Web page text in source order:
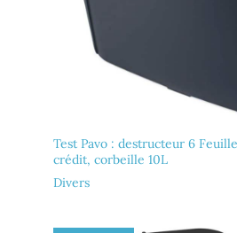
Test Pavo : destructeur 6
crédit, corbeille 10L
Divers